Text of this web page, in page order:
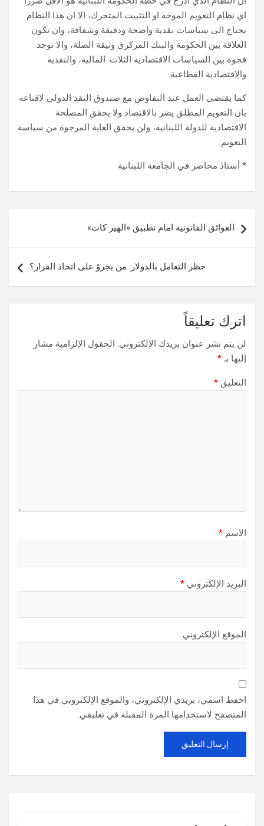
اي نظام التعويم الموجه او التثبيت المتحرك، الا ان هذا النظام
يحتاج الى سياسات نقدية واضحة ودقيقة وشفافة، وان تكون
العلاقة بين الحكومة والبنك المركزي وثيقة الصلة، والا توجد
فجوة بين السياسات الاقتصادية الثلاث: المالية، والنقدية
والاقتصادية القطاعية.
كما يقتضي العمل عند التفاوض مع صندوق النقد الدولي لاقناعه
بان التعويم المطلق يضر بالاقتصاد ولا يحقق المصلحة
الاقتصادية للدولة اللبنانية، ولن يحقق الغاية المرجوة من سياسة
التعويم.
* أستاذ محاضر في الجامعة اللبنانية
المقالات
العوائق القانونية امام تطبيق «الهير كات»
حظر التعامل بالدولار: من يجرؤ على اتخاذ القرار؟
اترك تعليقاً
لن يتم نشر عنوان بريدك الإلكتروني. الحقول الإلزامية مشار
إليها بـ*
التعليق *
الاسم *
البريد الإلكتروني *
الموقع الإلكتروني
احفظ اسمي، بريدي الإلكتروني، والموقع الإلكتروني في هذا
المتصفح لاستخدامها المرة المقبلة في تعليقي.